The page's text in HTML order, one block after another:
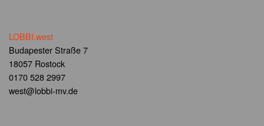
LOBBI.west
Budapester Straße 7
18057 Rostock
0170 528 2997
west@lobbi-mv.de